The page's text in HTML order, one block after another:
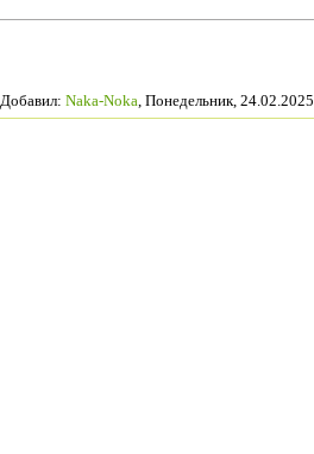
Добавил: Naka-Noka , Понедельник, 24.02.2025